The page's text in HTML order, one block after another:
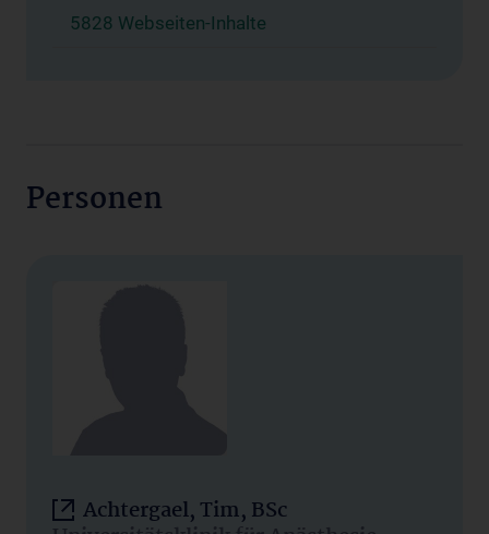
5828 Webseiten-Inhalte
Personen
Achtergael, Tim, BSc